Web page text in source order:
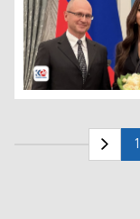
Putin'den Kürt
1